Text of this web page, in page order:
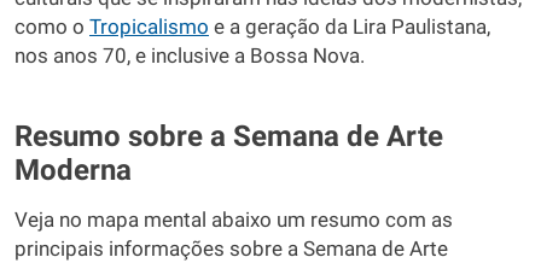
como o Tropicalismo e a geração da Lira Paulistana,
nos anos 70, e inclusive a Bossa Nova.
Resumo sobre a Semana de Arte
Moderna
Veja no mapa mental abaixo um resumo com as
principais informações sobre a Semana de Arte